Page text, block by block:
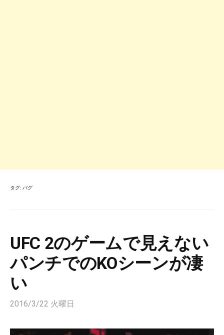
タグ: バグ
UFC 2のゲームで見えない
パンチでのKOシーンが凄
い
2016/3/22 火曜日